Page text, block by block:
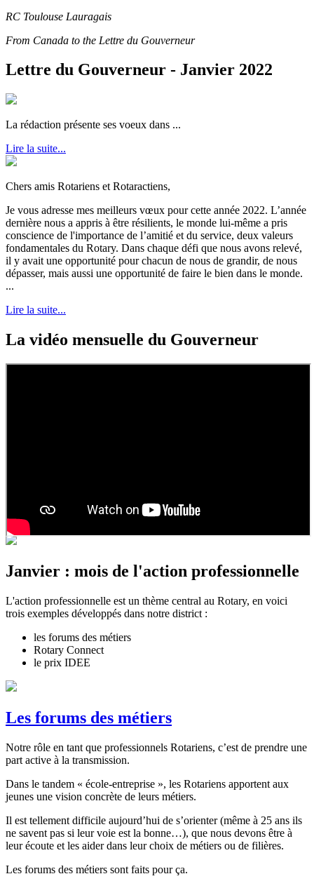
RC Toulouse Lauragais
From Canada to the Lettre du Gouverneur
Lettre du Gouverneur - Janvier 2022
La rédaction présente ses voeux dans ...
Lire la suite...
Chers amis Rotariens et Rotaractiens,
Je vous adresse mes meilleurs vœux pour cette année 2022. L’année
dernière nous a appris à être résilients, le monde lui-même a pris
conscience de l'importance de l’amitié et du service, deux valeurs
fondamentales du Rotary. Dans chaque défi que nous avons relevé,
il y avait une opportunité pour chacun de nous de grandir, de nous
dépasser, mais aussi une opportunité de faire le bien dans le monde.
...
Lire la suite...
La vidéo mensuelle du Gouverneur
Janvier : mois de l'action professionnelle
L'action professionnelle est un thème central au Rotary, en voici
trois exemples développés dans notre district :
les forums des métiers
Rotary Connect
le prix IDEE
Les forums des métiers
Notre rôle en tant que professionnels Rotariens, c’est de prendre une
part active à la transmission.
Dans le tandem « école-entreprise », les Rotariens apportent aux
jeunes une vision concrète de leurs métiers.
Il est tellement difficile aujourd’hui de s’orienter (même à 25 ans ils
ne savent pas si leur voie est la bonne…), que nous devons être à
leur écoute et les aider dans leur choix de métiers ou de filières.
Les forums des métiers sont faits pour ça.